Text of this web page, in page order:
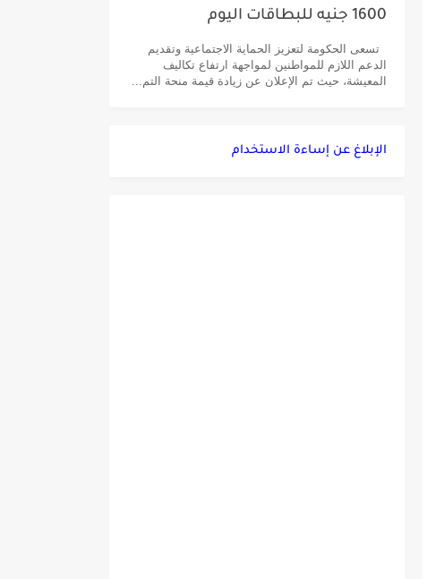
1600 جنيه للبطاقات اليوم
تسعى الحكومة لتعزيز الحماية الاجتماعية وتقديم
الدعم اللازم للمواطنين لمواجهة ارتفاع تكاليف
المعيشة، حيث تم الإعلان عن زيادة قيمة منحة التم...
الإبلاغ عن إساءة الاستخدام